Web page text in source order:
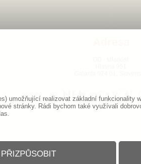
umožňující realizovat základní funkcionality
stránky. Rádi bychom také využívali
PŘIZPŮSOBIT